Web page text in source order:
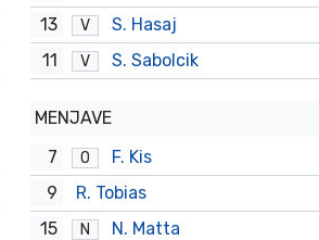
13 V S. Hasaj
11 V S. Sabolcik
MENJAVE
7
O F. Kis
9 R. Tobias
15 N N. Matta